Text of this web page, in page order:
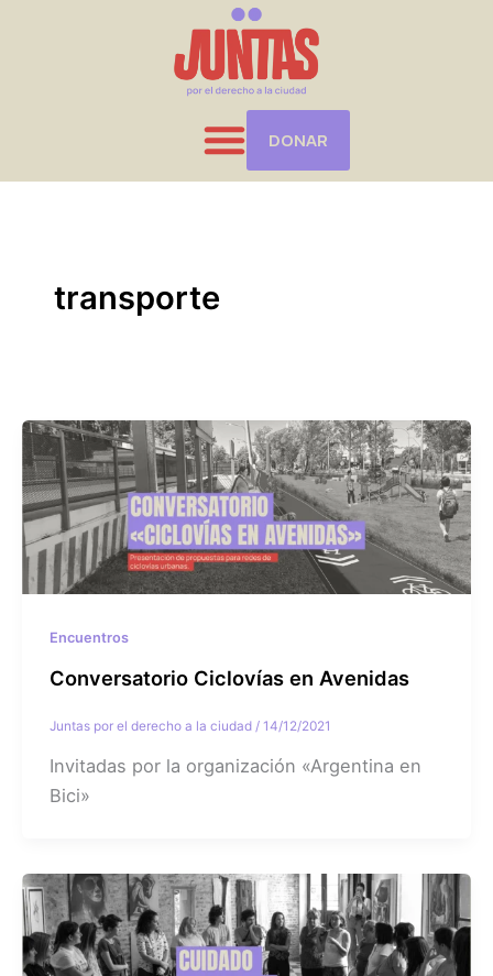
DONAR
transporte
Encuentros
Conversatorio Ciclovías en Avenidas
Juntas por el derecho a la ciudad / 14/12/2021
Invitadas por la organización «Argentina en
Bici»